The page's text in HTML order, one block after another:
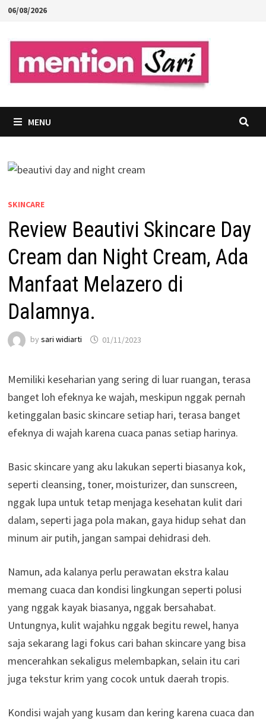
Skip
content
06/08/2026
MENU
SKINCARE
Review Beautivi Skincare Day
Cream dan Night Cream, Ada
Manfaat Melazero di
Dalamnya.
by sari widiarti 01/11/2023
Memiliki keseharian yang sering di luar ruangan, terasa
banget loh efeknya ke wajah, meskipun nggak pernah
ketinggalan basic skincare setiap hari, terasa banget
efeknya di wajah karena cuaca panas setiap harinya.
Basic skincare yang aku lakukan seperti biasanya kok,
seperti cleansing, toner, moisturizer, dan sunscreen,
nggak lupa untuk tetap menjaga kesehatan kulit dari
dalam, seperti jaga pola makan, gaya hidup sehat dan
minum air putih, jangan sampai dehidrasi deh.
Namun, ada kalanya perlu perawatan ekstra kalau
memang cuaca dan kondisi lingkungan seperti polusi
yang nggak kayak biasanya, nggak bersahabat.
Untungnya, kulit wajahku nggak begitu rewel, hanya
saja sekarang lagi fokus cari bahan skincare yang bisa
mencerahkan sekaligus melembapkan, selain itu cari
juga tekstur krim yang cocok untuk daerah tropis.
Kondisi wajah yang kusam dan kering karena cuaca dan